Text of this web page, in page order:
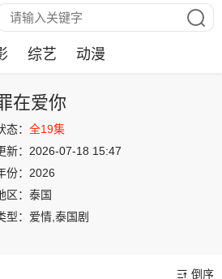
综艺 动漫
在爱你
态： 全19集
新： 2026-07-18 15:47
份： 2026
区： 泰国
型： 爱情,泰国剧
倒序